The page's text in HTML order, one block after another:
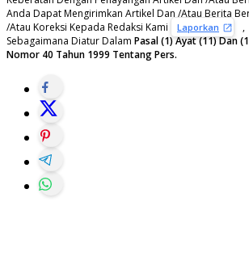
Anda Dapat Mengirimkan Artikel Dan /Atau Berita
/Atau Koreksi Kepada Redaksi Kami
Laporkan
,
Sebagaimana Diatur Dalam Pasal (1) Ayat (11) Dan
Nomor 40 Tahun 1999 Tentang Pers.